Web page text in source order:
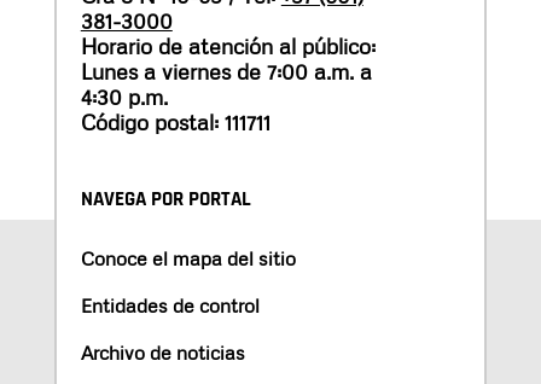
381-3000
Horario de atención al público:
Lunes a viernes de 7:00 a.m. a
4:30 p.m.
Código postal: 111711
NAVEGA POR PORTAL
Conoce el mapa del sitio
Entidades de control
Archivo de noticias